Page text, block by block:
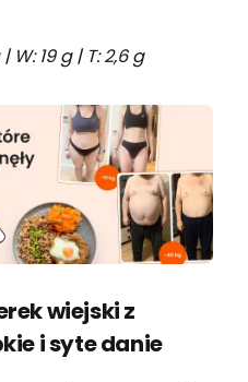
W: 19 g | T: 2,6 g
wiejski z
i syte danie